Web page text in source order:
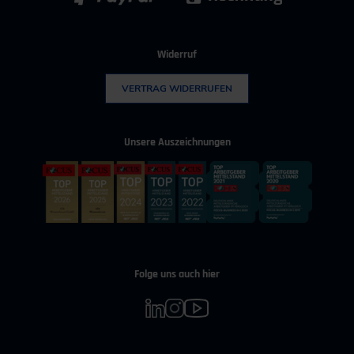
Widerruf
VERTRAG WIDERRUFEN
Unsere Auszeichnungen
Folge uns auch hier